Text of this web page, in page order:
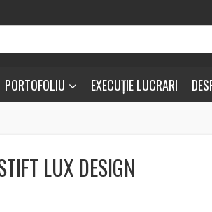
PORTOFOLIU EXECUȚIE LUCRARI
LUX DESIGN